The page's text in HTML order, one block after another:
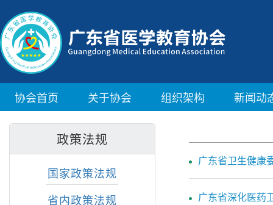
协会首页 关于协会 组织架构 新闻动
政策法规
国家政策法规
省内政策法规
广东省卫生健康
广东省深化医药